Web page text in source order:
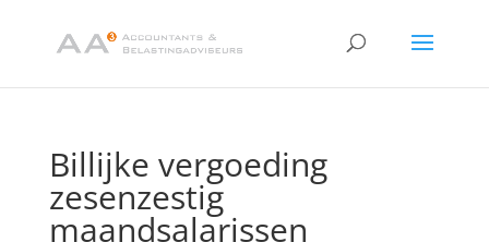
Billijke vergoeding
zesenzestig
maandsalarissen